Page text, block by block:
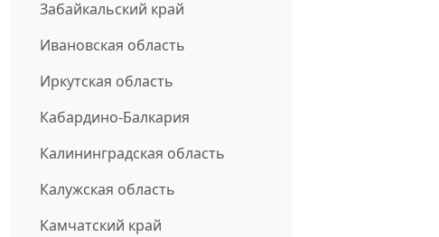
Забайкальский край
Ивановская область
Иркутская область
Кабардино-Балкария
Калининградская область
Калужская область
Камчатский край